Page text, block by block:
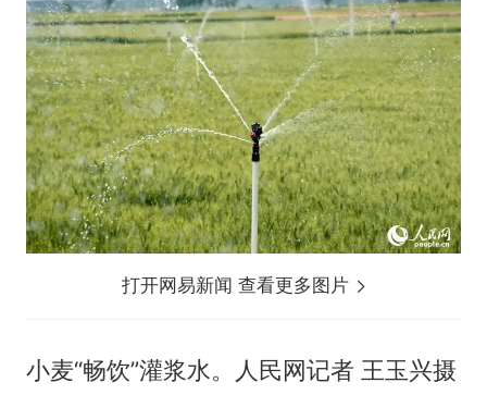
打开网易新闻 查看更多图片
小麦“畅饮”灌浆水。人民网记者 王玉兴摄